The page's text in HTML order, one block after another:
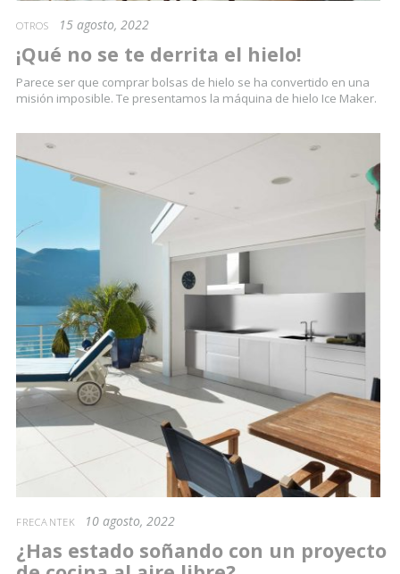
OTROS 15 agosto, 2022
¡Qué no se te derrita el hielo!
Parece ser que comprar bolsas de hielo se ha convertido en una
misión imposible. Te presentamos la máquina de hielo Ice Maker.
FRECANTEK 10 agosto, 2022
¿Has estado soñando con un proyecto